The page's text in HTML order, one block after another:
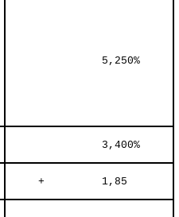
               5,250%
               3,400%
     +         1,85